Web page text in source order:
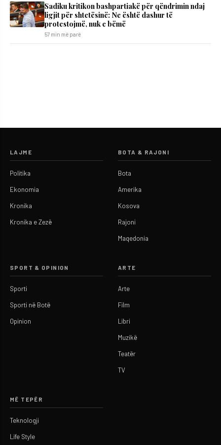
Sadiku kritikon bashpartiakë për qëndrimin ndaj
ligjit për shtetësinë: Ne është dashur të
protestojmë, nuk e bëmë
57 min më parë
LAJME
Politika
Ekonomia
Kronika
Kronika e Zezë
BOTA & RAJONI
Bota
Amerika
Kosova
Rajoni
Maqedonia
SPORT & OPINION
Sporti
Sporti në Botë
Opinion
ARTE
Arte
Film
Libri
Muzikë
Teatër
TV
MË TEPËR
Teknologji
Life Style